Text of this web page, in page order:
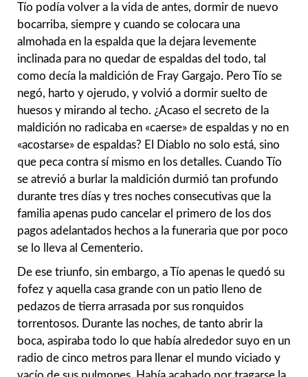
Tío podía volver a la vida de antes, dormir de nuevo
bocarriba, siempre y cuando se colocara una
almohada en la espalda que la dejara levemente
inclinada para no quedar de espaldas del todo, tal
como decía la maldición de Fray Gargajo. Pero Tío se
negó, harto y ojerudo, y volvió a dormir suelto de
huesos y mirando al techo. ¿Acaso el secreto de la
maldición no radicaba en «caerse» de espaldas y no en
«acostarse» de espaldas? El Diablo no solo está, sino
que peca contra sí mismo en los detalles. Cuando Tío
se atrevió a burlar la maldición durmió tan profundo
durante tres días y tres noches consecutivas que la
familia apenas pudo cancelar el primero de los dos
pagos adelantados hechos a la funeraria que por poco
se lo lleva al Cementerio.
De ese triunfo, sin embargo, a Tío apenas le quedó su
fofez y aquella casa grande con un patio lleno de
pedazos de tierra arrasada por sus ronquidos
torrentosos. Durante las noches, de tanto abrir la
boca, aspiraba todo lo que había alrededor suyo en un
radio de cinco metros para llenar el mundo viciado y